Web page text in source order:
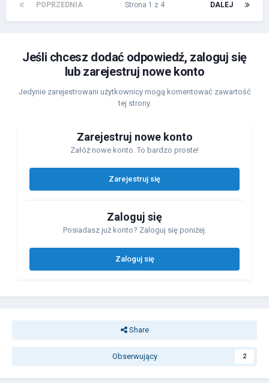
POPRZEDNIA DALEJ
Strona 1 z 4
Jeśli chcesz dodać odpowiedź, zaloguj się
lub zarejestruj nowe konto
Jedynie zarejestrowani użytkownicy mogą komentować zawartość
tej strony.
Zarejestruj nowe konto
Załóż nowe konto. To bardzo proste!
Zarejestruj się
Zaloguj się
Posiadasz już konto? Zaloguj się poniżej.
Zaloguj się
Share
Obserwujący 2